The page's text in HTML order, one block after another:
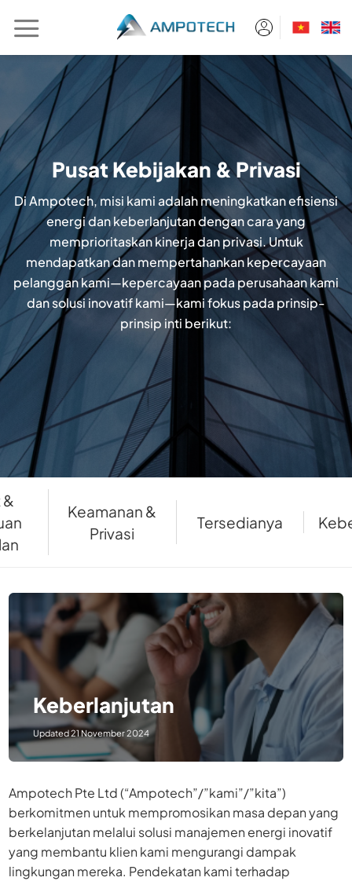
content
Pusat Kebijakan & Privasi
Di Ampotech, misi kami adalah meningkatkan efisiensi
energi dan keberlanjutan dengan cara yang
memprioritaskan kinerja dan privasi. Untuk
mendapatkan dan mempertahankan kepercayaan
pelanggan kami—kepercayaan pada perusahaan kami
dan solusi inovatif kami—kami fokus pada prinsip-
prinsip inti berikut:
&
Keamanan &
Privasi
Tersedianya
Keberlanjutan
Updated 21 November 2024
Ampotech Pte Ltd (“Ampotech”/”kami”/”kita”)
berkomitmen untuk mempromosikan masa depan yang
berkelanjutan melalui solusi manajemen energi inovatif
yang membantu klien kami mengurangi dampak
lingkungan mereka. Pendekatan kami terhadap